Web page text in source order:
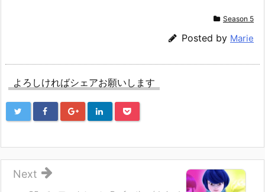
Season 5
Posted by Marie
よろしければシェアお願いします
Next